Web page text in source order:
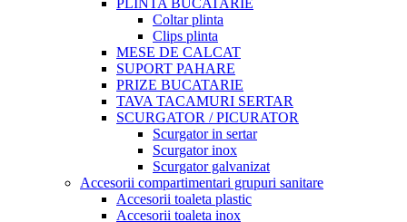
PLINTA BUCATARIE
Coltar plinta
Clips plinta
MESE DE CALCAT
SUPORT PAHARE
PRIZE BUCATARIE
TAVA TACAMURI SERTAR
SCURGATOR / PICURATOR
Scurgator in sertar
Scurgator inox
Scurgator galvanizat
Accesorii compartimentari grupuri sanitare
Accesorii toaleta plastic
Accesorii toaleta inox